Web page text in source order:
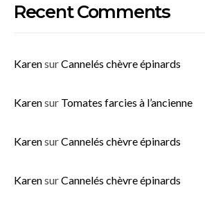
Recent Comments
KarensurCannelés chèvre épinards
Karensur Tomates farcies à l’ancienne
KarensurCannelés chèvre épinards
KarensurCannelés chèvre épinards